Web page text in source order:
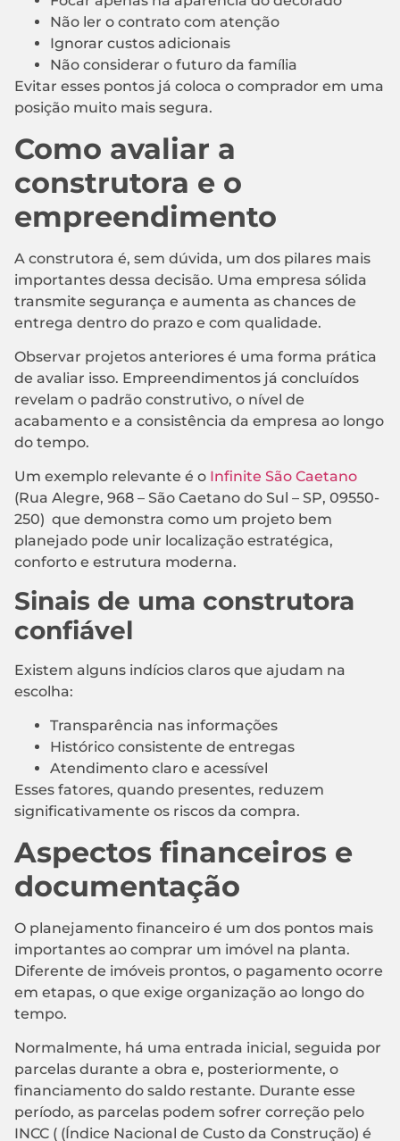
Não ler o contrato com atenção
Ignorar custos adicionais
Não considerar o futuro da família
Evitar esses pontos já coloca o comprador em uma
posição muito mais segura.
Como avaliar a
construtora e o
empreendimento
A construtora é, sem dúvida, um dos pilares mais
importantes dessa decisão. Uma empresa sólida
transmite segurança e aumenta as chances de
entrega dentro do prazo e com qualidade.
Observar projetos anteriores é uma forma prática
de avaliar isso. Empreendimentos já concluídos
revelam o padrão construtivo, o nível de
acabamento e a consistência da empresa ao longo
do tempo.
Um exemplo relevante é o Infinite São Caetano
(Rua Alegre, 968 – São Caetano do Sul – SP, 09550-
250) que demonstra como um projeto bem
planejado pode unir localização estratégica,
conforto e estrutura moderna.
Sinais de uma construtora
confiável
Existem alguns indícios claros que ajudam na
escolha:
Transparência nas informações
Histórico consistente de entregas
Atendimento claro e acessível
Esses fatores, quando presentes, reduzem
significativamente os riscos da compra.
Aspectos financeiros e
documentação
O planejamento financeiro é um dos pontos mais
importantes ao comprar um imóvel na planta.
Diferente de imóveis prontos, o pagamento ocorre
em etapas, o que exige organização ao longo do
tempo.
Normalmente, há uma entrada inicial, seguida por
parcelas durante a obra e, posteriormente, o
financiamento do saldo restante. Durante esse
período, as parcelas podem sofrer correção pelo
INCC ( (Índice Nacional de Custo da Construção) é